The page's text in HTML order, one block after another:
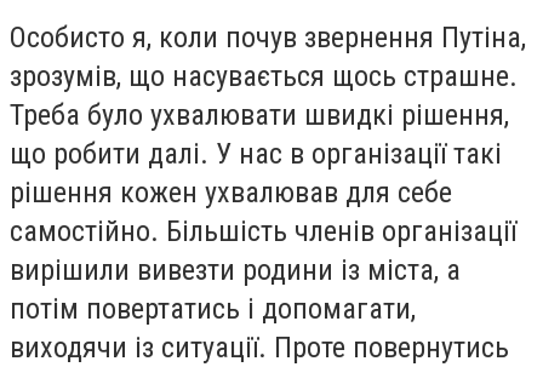
Особисто я, коли почув звернення Путіна,
зрозумів, що насувається щось страшне.
Треба було ухвалювати швидкі рішення,
що робити далі. У нас в організації такі
рішення кожен ухвалював для себе
самостійно. Більшість членів організації
вирішили вивезти родини із міста, а
потім повертатись і допомагати,
виходячи із ситуації. Проте повернутись